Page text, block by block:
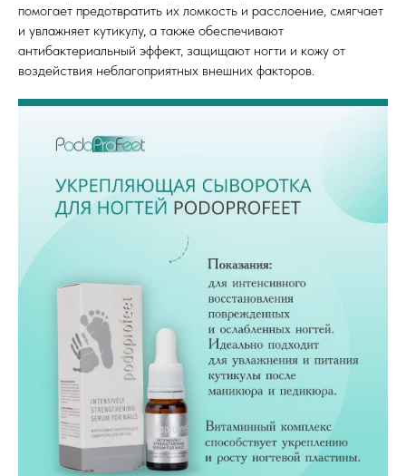
помогает предотвратить их ломкость и расслоение, смягчает
и увлажняет кутикулу, а также обеспечивают
антибактериальный эффект, защищают ногти и кожу от
воздействия неблагоприятных внешних факторов.